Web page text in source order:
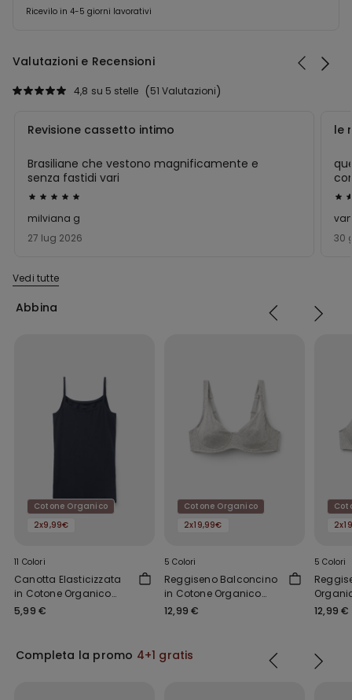
Ricevilo in 4-5 giorni lavorativi
Valutazioni e Recensioni
51 Valutazioni
4,8 su 5 stelle
Valutato
5
su
27 lug 2026
milviana g
Revisione cassetto intimo
Brasiliane che vestono magnificamente e
senza fastidi vari
5
su
30
le
Vedi tutte
Abbina
Cotone Organico
2x9,99€
11 Colori
Canotta Elasticizzata
in Cotone Organico
con Scollo Tondo
5,99 €
Cotone Organico
2x19,99€
5 Colori
Reggiseno Balconcino
in Cotone Organico
Paris
12,99 €
5 Colori
Athens
12,99 €
Completa la promo 4+1 gratis